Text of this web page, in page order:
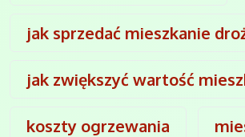
jak sprzedać mieszkanie
jak zwiększyć wartość
koszty ogrzewania